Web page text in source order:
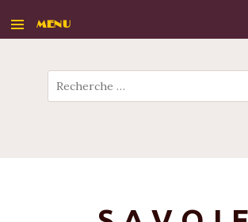
MENU
Recherche